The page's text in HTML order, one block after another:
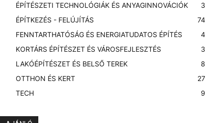
ÉPÍTÉSZETI TECHNOLÓGIÁK ÉS ANYAGINNOVÁCIÓK
3
ÉPÍTKEZÉS - FELÚJÍTÁS
74
FENNTARTHATÓSÁG ÉS ENERGIATUDATOS ÉPÍTÉS
4
KORTÁRS ÉPÍTÉSZET ÉS VÁROSFEJLESZTÉS
3
LAKÓÉPÍTÉSZET ÉS BELSŐ TEREK
8
OTTHON ÉS KERT
27
TECH
9